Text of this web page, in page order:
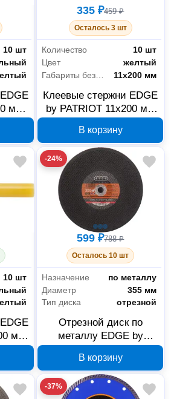
10 шт
мм
335 ₽459 ₽
Осталось 3 шт
Количество
10 шт
Цвет
желтый
Габариты без упаковки
11х200 мм
Клеевые стержни EDGE
by PATRIOT 11x200 мм
816001025
В корзину
10 шт
мм
-24%
599 ₽788 ₽
Осталось 10 шт
Назначение
по металлу
Диаметр
355 мм
Тип диска
отрезной
Отрезной диск по
металлу EDGE by
мм 816010008
В корзину
-37%